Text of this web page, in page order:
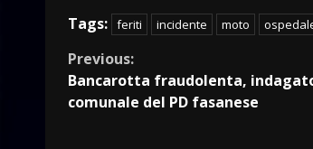
Tags: feriti incidente moto
Continue
Reading
Previous:
Bancarotta fraudolenta,
comunale del PD fasanese